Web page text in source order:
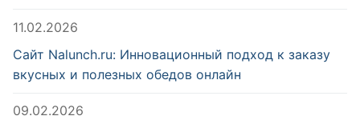
11.02.2026
Сайт Nalunch.ru: Инновационный подход к заказу
вкусных и полезных обедов онлайн
09.02.2026